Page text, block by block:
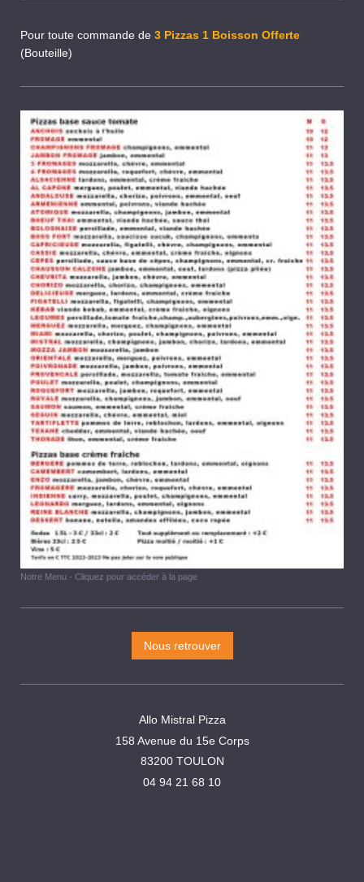
Pour toute commande de 3 Pizzas 1 Boisson Offerte
(Bouteille)
Notre Menu - Cliquez pour accéder à la page
Nous retrouver
Allo Mistral Pizza
158 Avenue du 15e Corps
83200 TOULON
04 94 21 68 10